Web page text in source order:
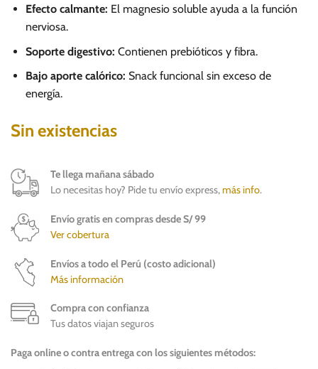
Efecto calmante: El magnesio soluble ayuda a la función
nerviosa.
Soporte digestivo: Contienen prebióticos y fibra.
Bajo aporte calórico: Snack funcional sin exceso de
energía.
Sin existencias
Te llega mañana sábado
Lo necesitas hoy? Pide tu envío express,más info.
Envío gratis en compras desde S/ 99
Ver cobertura
Envíos a todo el Perú (costo adicional)
Más información
Compra con confianza
Tus datos viajan seguros
Paga online o contra entrega con los siguientes métodos: